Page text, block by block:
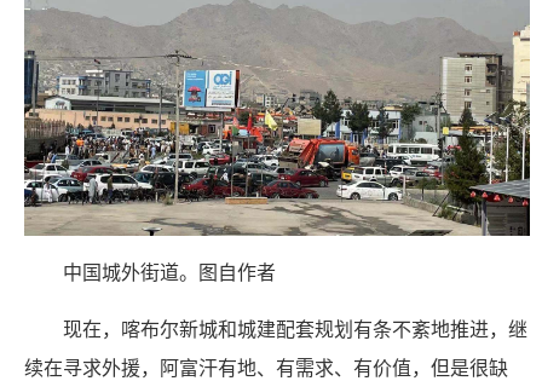
中国城外街道。图自作者
现在，喀布尔新城和城建配套规划有条不紊地推进，继
续在寻求外援，阿富汗有地、有需求、有价值，但是很缺